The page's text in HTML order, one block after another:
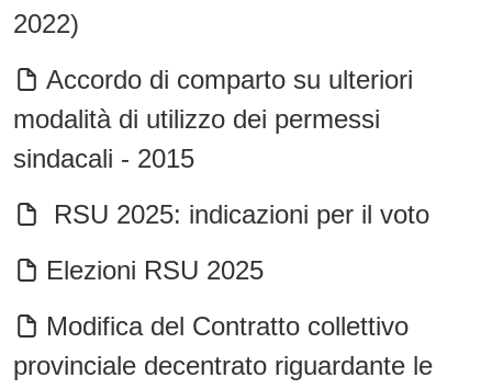
2022)
Accordo di comparto su ulteriori
modalità di utilizzo dei permessi
sindacali - 2015
RSU 2025: indicazioni per il voto
Elezioni RSU 2025
Modifica del Contratto collettivo
provinciale decentrato riguardante le